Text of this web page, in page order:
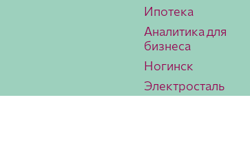
Ипотека
Аналитика для
бизнеса
Ногинск
Электросталь